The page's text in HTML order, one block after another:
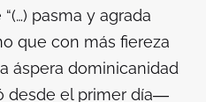
pasma y agrada
que con más fiereza
áspera dominicanidad
desde el primer día―